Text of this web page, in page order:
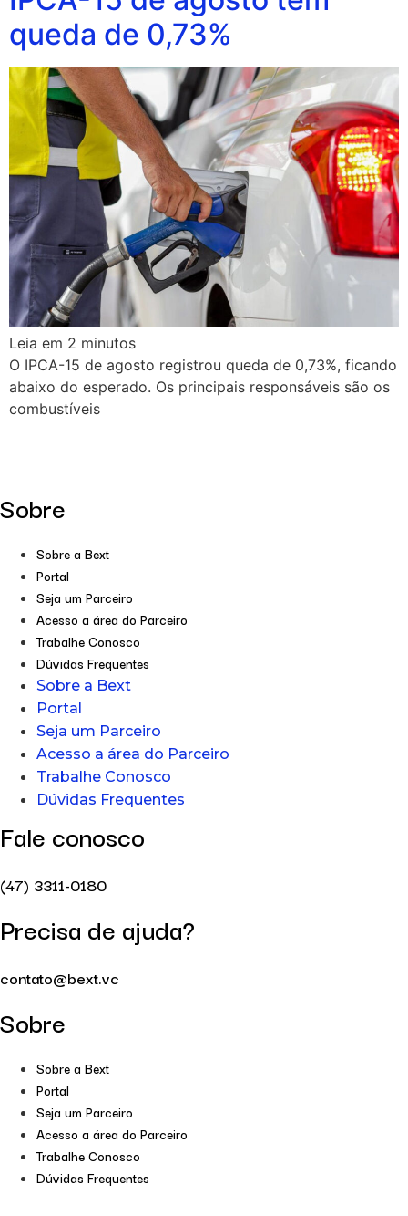
queda de 0,73%
Leia em 2 minutos
O IPCA-15 de agosto registrou queda de 0,73%, ficando
abaixo do esperado. Os principais responsáveis são os
combustíveis
Sobre
Sobre a Bext
Portal
Seja um Parceiro
Acesso a área do Parceiro
Trabalhe Conosco
Dúvidas Frequentes
Sobre a Bext
Portal
Seja um Parceiro
Acesso a área do Parceiro
Trabalhe Conosco
Dúvidas Frequentes
Fale conosco
(47) 3311-0180
Precisa de ajuda?
contato@bext.vc
Sobre
Sobre a Bext
Portal
Seja um Parceiro
Acesso a área do Parceiro
Trabalhe Conosco
Dúvidas Frequentes